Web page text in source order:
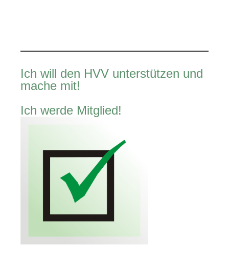
Ich will den HVV unterstützen und
mache mit!
Ich werde Mitglied!